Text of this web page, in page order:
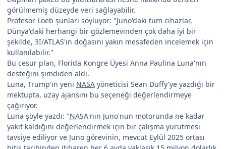
görülmemiş düzeyde veri sağlayabilir.
Profesör Loeb şunları söylüyor: "Juno'daki tüm cihazlar,
Dünya'daki herhangi bir gözlemevinden çok daha iyi bir
şekilde, 3I/ATLAS'ın doğasını yakın mesafeden incelemek için
kullanılabilir."
Bu cesur plan, Florida Kongre Üyesi Anna Paulina Luna'nın
desteğini şimdiden aldı.
Luna, Trump'ın yeni NASA yöneticisi Sean Duffy'ye yazdığı bir
mektupta, uzay ajansını bu seçeneği değerlendirmeye
çağırıyor.
Luna şöyle yazdı: "NASA'nın Juno'nun motorunda ne kadar
yakıt kaldığını değerlendirmek için bir çalışma yürütmesi
tavsiye ediliyor ve Juno görevinin, mevcut Eylül 2025 ortası